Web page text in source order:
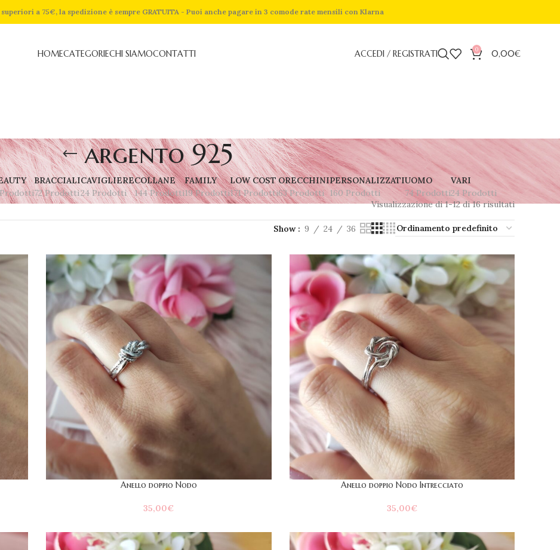
a 75€, la spedizione è sempre GRATUITA - Puoi anche pagare in 3 comode rate mensili con Klarna
HOMECATEGORIECHI SIAMOCONTATTI ACCEDI / REGISTRATI 0 0,00€
argento 925
BRACCIALI
72 Prodotti
CAVIGLIERE
24 Prodotti
COLLANE
144 Prodotti
FAMILY
19 Prodotti
LOW COST
171 Prodotti
ORECCHINI
63 Prodotti
PERSONALIZZATI
160 Prodotti
UOMO
74 Prodotti
VARI
24 Prodotti
Visualizzazione di 1-12 di 16 risultati
Show 9 24 36
Anello doppio Nodo
35,00€
Anello doppio Nodo Intrecciato
35,00€